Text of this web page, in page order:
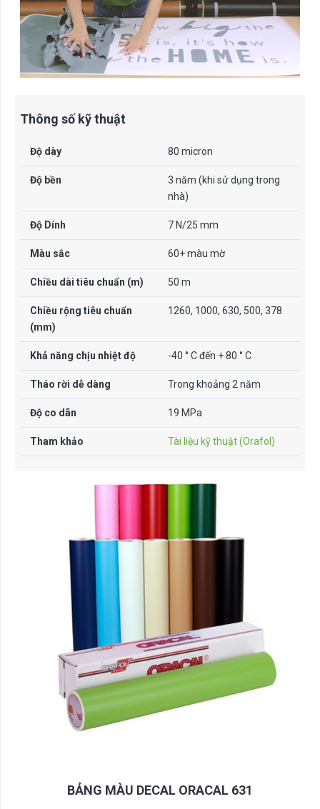
Thông số kỹ thuật
Độ dày 80 micron
Độ bền
3 năm (khi sử dụng trong
nhà)
Độ Dính 7 N/25 mm
Màu sắc 60+ màu mờ
Chiều dài tiêu chuẩn (m) 50 m
Chiều rộng tiêu chuẩn
(mm)
1260, 1000, 630, 500, 378
Khả năng chịu nhiệt độ -40 ° C đến + 80 ° C
Tháo rời dễ dàng Trong khoảng 2 năm
Độ co dãn 19 MPa
Tham khảo Tài liệu kỹ thuật (Orafol)
BẢNG MÀU DECAL ORACAL 631